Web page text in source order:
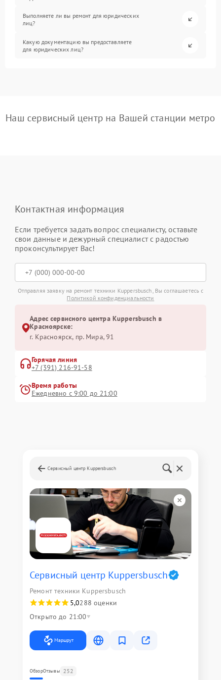
Выполняете ли вы ремонт для юридических
лиц?
Какую документацию вы предоставляете
для юридических лиц?
Наш сервисный центр на Вашей станции метро
Контактная информация
Если требуется задать вопрос специалисту, оставьте
свои данные и дежурный специалист с радостью
проконсультирует Вас!
Отправляя заявку на ремонт техники Kuppersbusch, Вы соглашаетесь с
Политикой конфиденциальности
Адрес сервисного центра Kuppersbusch в
Красноярске:
г. Красноярск, ​пр. Мира, 91
Горячая линия
+7 (391) 216-91-58
Время работы
Ежедневно с 9:00 до 21:00
Сервисный центр Kuppersbusch
Сервисный центр Kuppersbusch
Ремонт техники Kuppersbusch
5,0288 оценки
Открыто до 21:00
Маршрут
ОбзорОтзывы 252